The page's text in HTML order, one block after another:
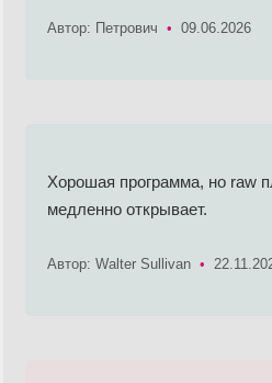
Автор: Петрович • 09.06.2026
Хорошая программа, но raw
медленно открывает.
Автор: Walter Sullivan •